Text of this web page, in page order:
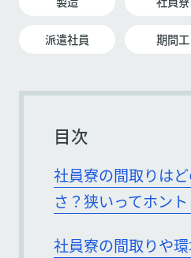
派遣社員 期間工
目次
社員寮の間取りは
さ？狭いってホント
社員寮の間取りや